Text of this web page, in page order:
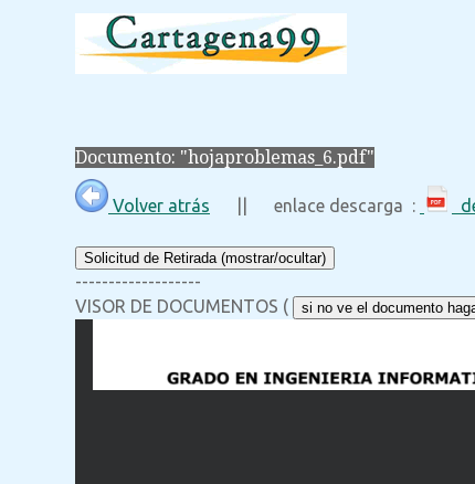
Documento: "hojaproblemas_6.pdf"
Volver atrás || enlace descarga :
Solicitud de Retirada (mostrar/ocultar)
-------------------
VISOR DE DOCUMENTOS (
si no ve el documento